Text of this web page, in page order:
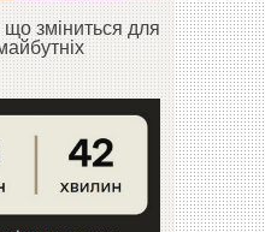
зміниться для